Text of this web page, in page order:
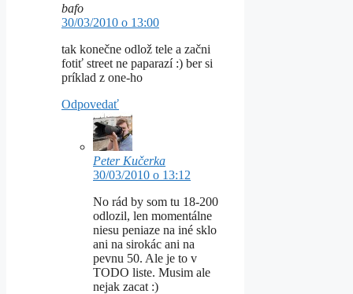
bafo
30/03/2010 o 13:00
tak konečne odlož tele a začni
fotiť street ne paparazí :) ber si
príklad z one-ho
Odpovedať
Peter Kučerka
30/03/2010 o 13:12
No rád by som tu 18-200
odlozil, len momentálne
niesu peniaze na iné sklo
ani na sirokác ani na
pevnu 50. Ale je to v
TODO liste. Musim ale
nejak zacat :)